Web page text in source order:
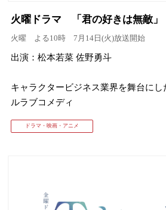
火曜ドラマ 「君の好きは無敵」
火曜 よる10時 7月14日(火)放送開始
出演：松本若菜 佐野勇斗
キャラクタービジネス業界を舞台に
ルラブコメディ
ドラマ・映画・アニメ